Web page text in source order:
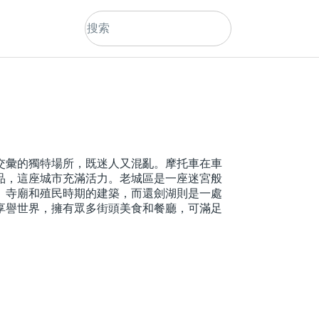
彙的獨特場所，既迷人又混亂。摩托車在車
，這座城市充滿活力。老城區是一座迷宮般
寺廟和殖民時期的建築，而還劍湖則是一處
世界，擁有眾多街頭美食和餐廳，可滿足